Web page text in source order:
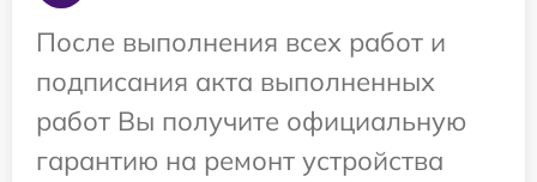
После выполнения всех работ и
подписания акта выполненных
работ Вы получите официальную
гарантию на ремонт устройства